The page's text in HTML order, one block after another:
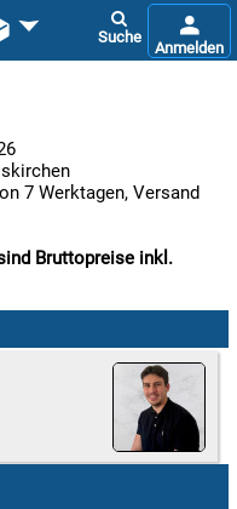
 
7 Werktagen, Versand
Bruttopreise inkl.